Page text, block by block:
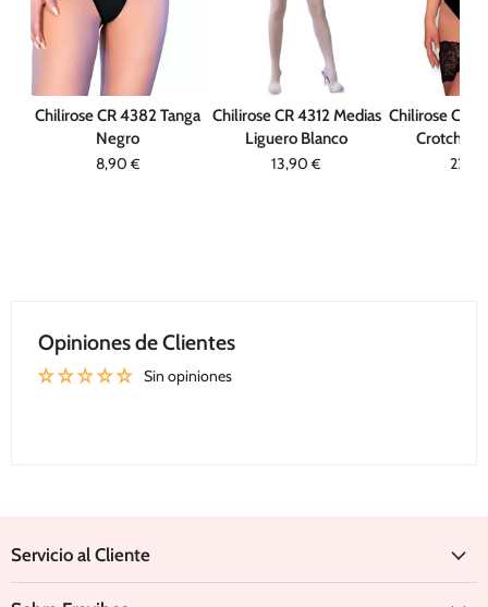
Chilirose CR 4382 Tanga
Negro
8,90€
Chilirose CR 4312 Medias
Liguero Blanco
13,90€
Chilirose CR
Opiniones de Clientes
Sin opiniones
Servicio al Cliente